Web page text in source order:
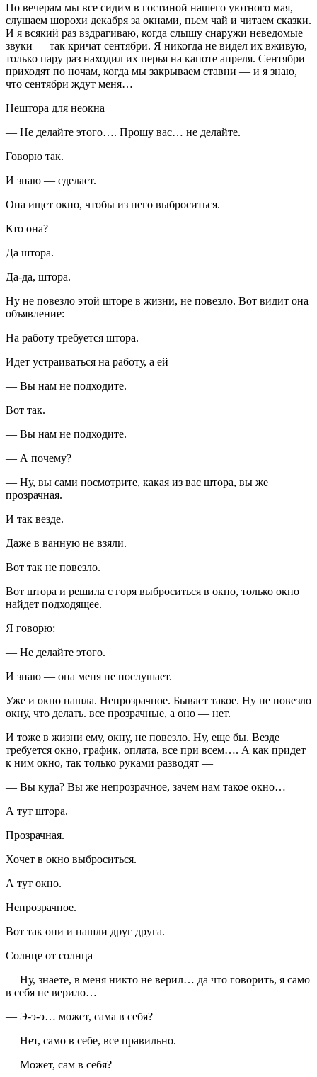
По вечерам мы все сидим в гостиной нашего уютного мая,
слушаем шорохи декабря за окнами, пьем чай и читаем сказки.
И я всякий раз вздрагиваю, когда слышу снаружи неведомые
звуки — так кричат сентябри. Я никогда не видел их вживую,
только пару раз находил их перья на капоте апреля. Сентябри
приходят по ночам, когда мы закрываем ставни — и я знаю,
что сентябри ждут меня…
Нештора для неокна
— Не делайте этого…. Прошу вас… не делайте.
Говорю так.
И знаю — сделает.
Она ищет окно, чтобы из него выброситься.
Кто она?
Да штора.
Да-да, штора.
Ну не повезло этой шторе в жизни, не повезло. Вот видит она
объявление:
На работу требуется штора.
Идет устраиваться на работу, а ей —
— Вы нам не подходите.
Вот так.
— Вы нам не подходите.
— А почему?
— Ну, вы сами посмотрите, какая из вас штора, вы же
прозрачная.
И так везде.
Даже в ванную не взяли.
Вот так не повезло.
Вот штора и решила с горя выброситься в окно, только окно
найдет подходящее.
Я говорю:
— Не делайте этого.
И знаю — она меня не послушает.
Уже и окно нашла. Непрозрачное. Бывает такое. Ну не повезло
окну, что делать. все прозрачные, а оно — нет.
И тоже в жизни ему, окну, не повезло. Ну, еще бы. Везде
требуется окно, график, оплата, все при всем…. А как придет
к ним окно, так только руками разводят —
— Вы куда? Вы же непрозрачное, зачем нам такое окно…
А тут штора.
Прозрачная.
Хочет в окно выброситься.
А тут окно.
Непрозрачное.
Вот так они и нашли друг друга.
Солнце от солнца
— Ну, знаете, в меня никто не верил… да что говорить, я само
в себя не верило…
— Э-э-э… может, сама в себя?
— Нет, само в себе, все правильно.
— Может, сам в себя?